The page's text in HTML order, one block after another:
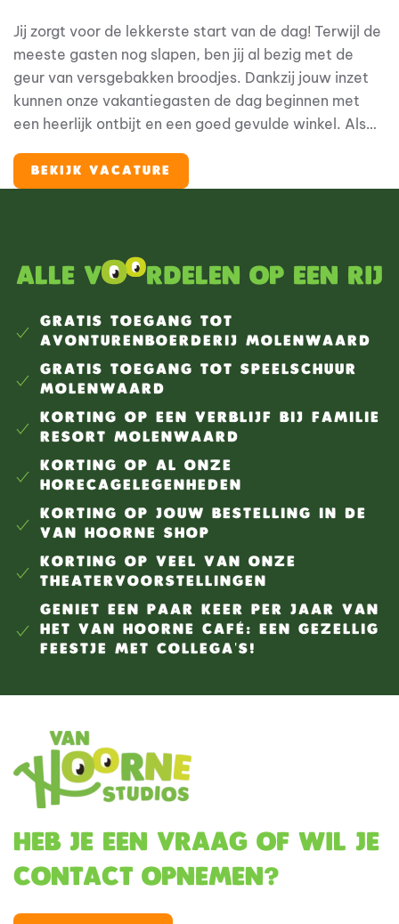
Jij zorgt voor de lekkerste start van de dag! Terwijl de
meeste gasten nog slapen, ben jij al bezig met de
geur van versgebakken broodjes. Dankzij jouw inzet
kunnen onze vakantiegasten de dag beginnen met
een heerlijk ontbijt en een goed gevulde winkel. Als
een unieke plek binnen het resort. Je zorgt ervoor dat
de broodjes vers worden afgebakken, de winkel er
BEKIJK VACATURE
Alle v rdelen op een rij
GRATIS TOEGANG TOT
AVONTURENBOERDERIJ MOLENWAARD
GRATIS TOEGANG TOT SPEELSCHUUR
MOLENWAARD
KORTING OP EEN VERBLIJF BIJ FAMILIE
RESORT MOLENWAARD
KORTING OP AL ONZE
HORECAGELEGENHEDEN
KORTING OP JOUW BESTELLING IN DE
VAN HOORNE SHOP
KORTING OP VEEL VAN ONZE
THEATERVOORSTELLINGEN
GENIET EEN PAAR KEER PER JAAR VAN
HET VAN HOORNE CAFÉ: EEN GEZELLIG
FEESTJE MET COLLEGA'S!
Heb je een vraag of wil je
contact opnemen?